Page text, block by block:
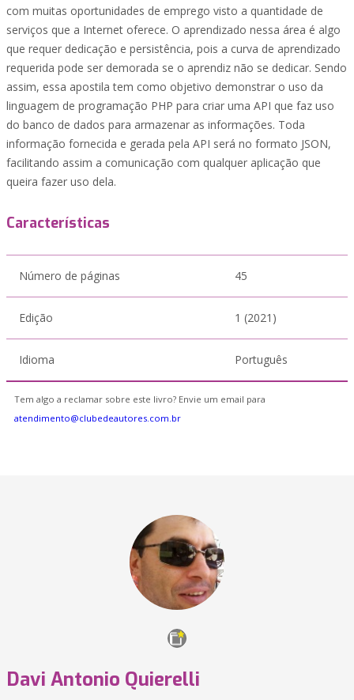
com muitas oportunidades de emprego visto a quantidade de
serviços que a Internet oferece. O aprendizado nessa área é algo
que requer dedicação e persistência, pois a curva de aprendizado
requerida pode ser demorada se o aprendiz não se dedicar. Sendo
assim, essa apostila tem como objetivo demonstrar o uso da
linguagem de programação PHP para criar uma API que faz uso
do banco de dados para armazenar as informações. Toda
informação fornecida e gerada pela API será no formato JSON,
facilitando assim a comunicação com qualquer aplicação que
queira fazer uso dela.
Características
Número de páginas 45
Edição 1 (2021)
Idioma Português
Tem algo a reclamar sobre este livro? Envie um email para
atendimento@clubedeautores.com.br
Davi Antonio Quierelli